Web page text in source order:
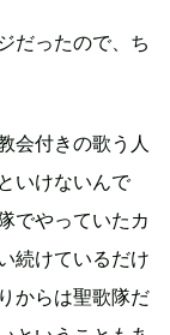
だったので、ち
会付きの歌う人
いけないんで
でやっていたカ
続けているだけ
からは聖歌隊だ